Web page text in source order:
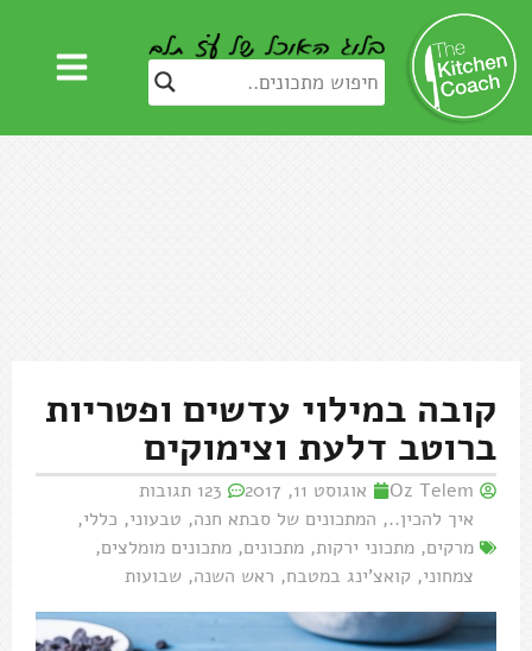
קובה במילוי עדשים ופטריות
ברוטב דלעת וצימוקים
Oz Telem אוגוסט 11, 2017
123 תגובות
איך להכין.., המתכונים של סבתא חנה, טבעוני, כללי,
מרקים, מתכוני ירקות, מתכונים, מתכונים מומלצים,
צמחוני, קואצ'ינג במטבח, ראש השנה, שבועות